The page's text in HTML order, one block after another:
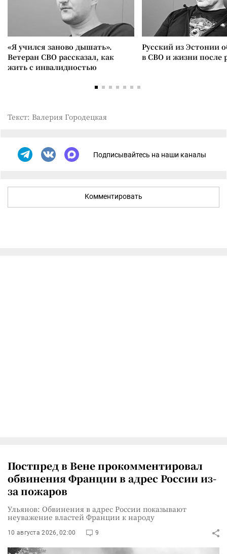
«Я учился заново дышать».
Ветеран СВО рассказал, как
жить с инвалидностью
Русский из Эстонии
в СВО и жизни после
Текст: Валерия Городецкая
Подписывайтесь на наши каналы
Комментировать
Постпред в Вене прокомментировал
обвинения Франции в адрес России из-
за пожаров
Ульянов: Обвинения в адрес России показывают
неуважение властей Франции к народу
10 августа 2026, 02:00 9